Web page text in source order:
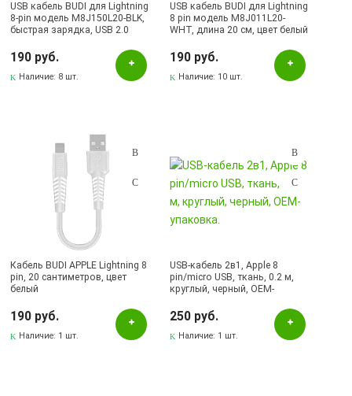
Цвет
Наличие в магазинах
Pаспределительный центр
Альметьевск, ул.Ленина, 132, ТЦ ЛЕНТА
Бавлы, ул.Пионерская, 11
Бугульма, ул.Ленина, 145, ТЦ ЭССЕН
Бугульма, ул.Ленина, 2Б, ТД ТЕХНОПОЛИС
Бугульма, ул.Советская, 82
Бугульма, ул.Тукая, 70
Лениногорск, ул.Вахитова, 5, (АВТОВОКЗАЛ)
USB кабель BUDI для Lightning
8-pin модель M8J150L20-BLK,
быстрая зарядка, USB 2.0
190 руб.
Наличие: 8 шт.
USB кабель BUDI для Lightning
8 pin модель M8J011L20-
WHT, длина 20 cм, цвет белый
190 руб.
Наличие: 10 шт.
Кабель BUDI APPLE Lightning 8
pin, 20 сантиметров, цвет
белый
190 руб.
Наличие: 1 шт.
USB-кабель 2в1, Apple 8
pin/micro USB, ткань, 0.2 м,
круглый, черный, OEM-
250 руб.
Наличие: 1 шт.